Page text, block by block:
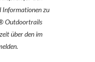
Informationen zu
Outdoortrails
über den im